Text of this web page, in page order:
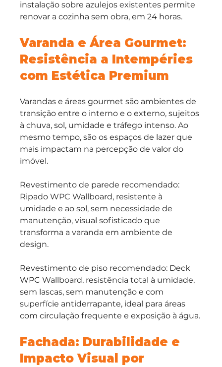
instalação sobre azulejos existentes permite
renovar a cozinha sem obra, em 24 horas.
Varanda e Área Gourmet:
Resistência a Intempéries
com Estética Premium
Varandas e áreas gourmet são ambientes de
transição entre o interno e o externo, sujeitos
à chuva, sol, umidade e tráfego intenso. Ao
mesmo tempo, são os espaços de lazer que
mais impactam na percepção de valor do
imóvel.
Revestimento de parede recomendado:
Ripado WPC Wallboard, resistente à
umidade e ao sol, sem necessidade de
manutenção, visual sofisticado que
transforma a varanda em ambiente de
design.
Revestimento de piso recomendado: Deck
WPC Wallboard, resistência total à umidade,
sem lascas, sem manutenção e com
superfície antiderrapante, ideal para áreas
com circulação frequente e exposição à água.
Fachada: Durabilidade e
Impacto Visual por